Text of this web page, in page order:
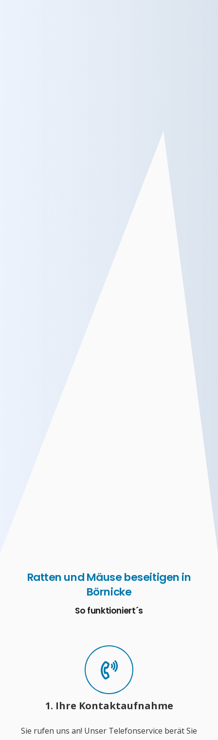
Ratten und Mäuse beseitigen in
Börnicke
So funktioniert´s
1. Ihre Kontaktaufnahme
Sie rufen uns an! Unser Telefonservice berät Sie